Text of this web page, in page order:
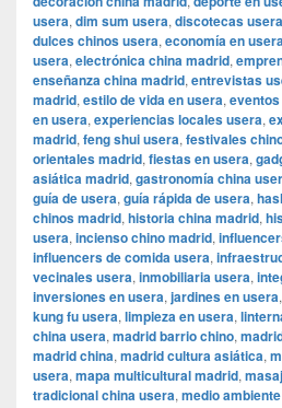
usera, dim sum usera, discotecas usera
dulces chinos usera, economía en
usera, electrónica china madrid,
enseñanza china madrid, entrevistas
madrid, estilo de vida en usera,
en usera, experiencias locales usera,
madrid, feng shui usera, festivales
orientales madrid, fiestas en usera,
asiática madrid, gastronomía china
guía de usera, guía rápida de usera,
chinos madrid, historia china madrid,
usera, incienso chino madrid,
influencers de comida usera,
vecinales usera, inmobiliaria usera,
inversiones en usera, jardines en usera,
kung fu usera, limpieza en usera,
china usera, madrid barrio chino,
madrid china, madrid cultura asiática,
usera, mapa multicultural madrid,
tradicional china usera, medio